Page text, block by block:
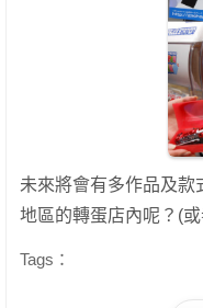
未來將會有多作品及款
地區的轉蛋店內呢？(
Tags：